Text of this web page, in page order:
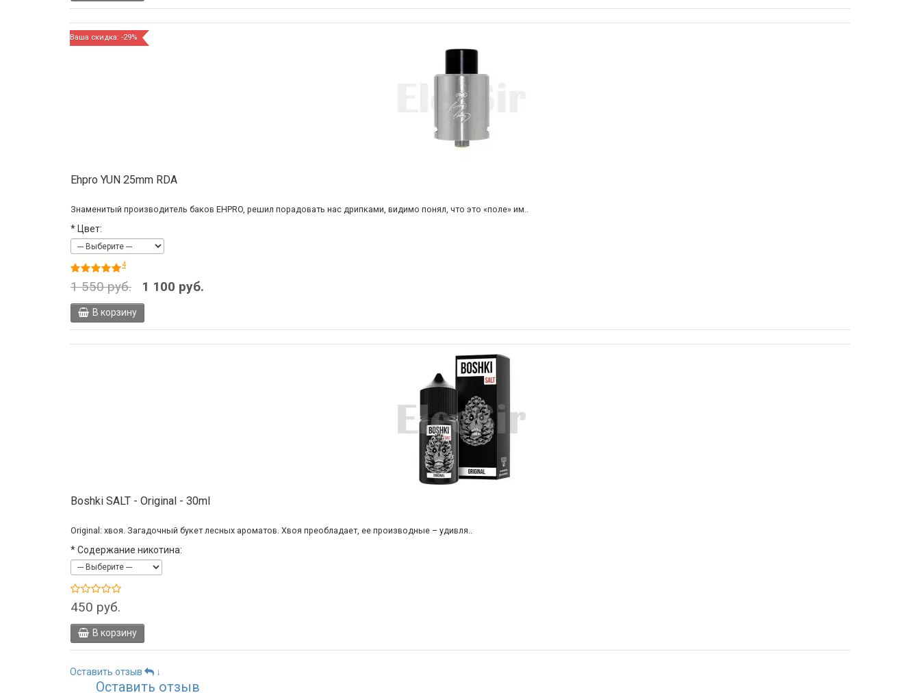
Ваша скидка: -29%
Ehpro YUN 25mm RDA
Знаменитый производитель баков EHPRO, решил порадовать нас дрипками, видимо понял, что это «поле» им..
* Цвет:
4
1 550 руб. 1 100 руб.
В корзину
Boshki SALT - Original - 30ml
Original: хвоя. Загадочный букет лесных ароматов. Хвоя преобладает, ее производные – удивля..
*Содержание никотина:
450 руб.
В корзину
Оставить отзыв ↓
Оставить отзыв